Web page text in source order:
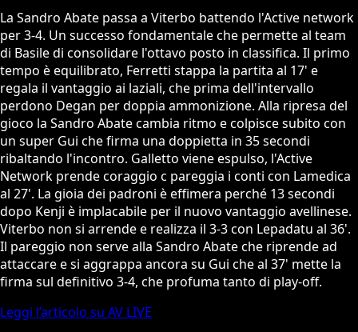
La Sandro Abate passa a Viterbo battendo l'Active network
per 3-4. Un successo fondamentale che permette al team
di Basile di consolidare l'ottavo posto in classifica. Il primo
tempo è equilibrato, Ferretti stappa la partita al 17' e
regala il vantaggio ai laziali, che prima dell'intervallo
perdono Degan per doppia ammonizione. Alla ripresa del
gioco la Sandro Abate cambia ritmo e colpisce subito con
un super Gui che firma una doppietta in 35 secondi
ribaltando l'incontro. Galletto viene espulso, l'Active
Network prende coraggio c pareggia i conti con Lamedica
al 27'. La gioia dei padroni è effimera perché 13 secondi
dopo Kenji è implacabile per il nuovo vantaggio avellinese.
Viterbo non si arrende e realizza il 3-3 con Lepadatu al 36'.
Il pareggio non serve alla Sandro Abate che riprende ad
attaccare e si aggrappa ancora su Gui che al 37' mette la
firma sul definitivo 3-4, che profuma tanto di play-off.
Leggi l’articolo su AV LIVE